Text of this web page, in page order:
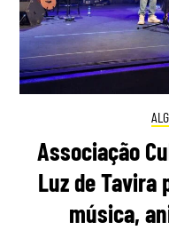
Associação
Luz de Tavira
música,